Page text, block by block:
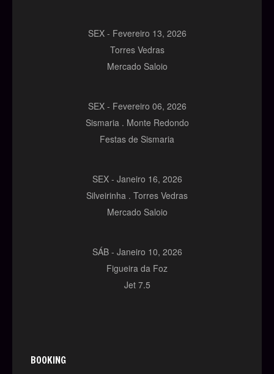
SEX - Fevereiro 13, 2026
Torres Vedras
Mercado Saloio
SEX - Fevereiro 06, 2026
Sismaria . Monte Redondo
Festas de Sismaria
SEX - Janeiro 16, 2026
Silveirinha . Torres Vedras
Mercado Saloio
SÁB - Janeiro 10, 2026
Figueira da Foz
Jet 7.5
BOOKING